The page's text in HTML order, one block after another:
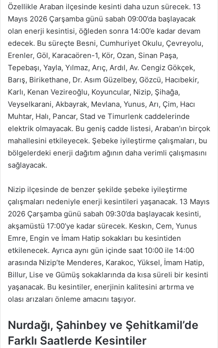
Özellikle Araban ilçesinde kesinti daha uzun sürecek. 13
Mayıs 2026 Çarşamba günü sabah 09:00’da başlayacak
olan enerji kesintisi, öğleden sonra 14:00’e kadar devam
edecek. Bu süreçte Besni, Cumhuriyet Okulu, Çevreyolu,
Erenler, Göl, Karacaören-1, Kör, Ozan, Sinan Paşa,
Tepebaşı, Yayla, Yılmaz, Arıç, Ardıl, Av. Cengiz Gökçek,
Barış, Birikethane, Dr. Asım Güzelbey, Gözcü, Hacıbekir,
Karlı, Kenan Vezireoğlu, Koyuncular, Nizip, Şihağa,
Veyselkarani, Akbayrak, Mevlana, Yunus, Arı, Çim, Hacı
Muhtar, Halı, Pancar, Stad ve Timurlenk caddelerinde
elektrik olmayacak. Bu geniş cadde listesi, Araban’ın birçok
mahallesini etkileyecek. Şebeke iyileştirme çalışmaları, bu
bölgelerdeki enerji dağıtım ağının daha verimli çalışmasını
sağlayacak.
Nizip ilçesinde de benzer şekilde şebeke iyileştirme
çalışmaları nedeniyle enerji kesintileri yaşanacak. 13 Mayıs
2026 Çarşamba günü sabah 09:30’da başlayacak kesinti,
akşamüstü 17:00’ye kadar sürecek. Keskın, Cem, Yunus
Emre, Engin ve İmam Hatip sokakları bu kesintiden
etkilenecek. Ayrıca aynı gün içinde saat 10:00 ile 14:00
arasında Nizip’te Menderes, Karakoc, Yüksel, İmam Hatip,
Billur, Lise ve Gümüş sokaklarında da kısa süreli bir kesinti
yaşanacak. Bu kesintiler, enerjinin kalitesini artırma ve
olası arızaları önleme amacını taşıyor.
Nurdağı, Şahinbey ve Şehitkamil’de
Farklı Saatlerde Kesintiler